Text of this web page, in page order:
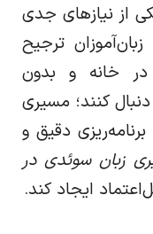
از نیازهای جدی
ترجیح
خانه و بدون
کنند؛ مسیری
دقیق و
زبان سوئدی در
ایجاد کند.